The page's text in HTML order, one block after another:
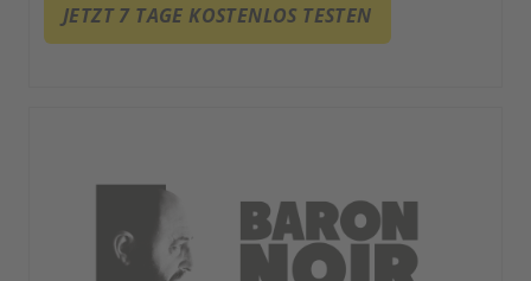
JETZT 7 TAGE KOSTENLOS TESTEN